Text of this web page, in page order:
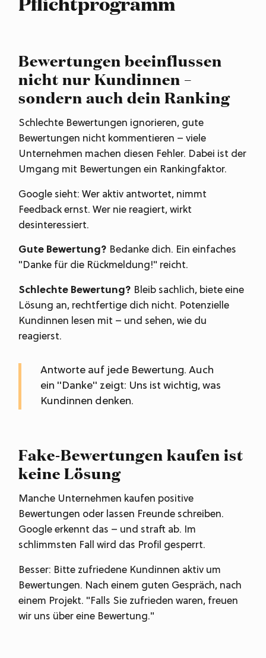
Bewertungen beeinflussen
nicht nur Kundinnen –
sondern auch dein Ranking
Schlechte Bewertungen ignorieren, gute
Bewertungen nicht kommentieren – viele
Unternehmen machen diesen Fehler. Dabei ist der
Umgang mit Bewertungen ein Rankingfaktor.
Google sieht: Wer aktiv antwortet, nimmt
Feedback ernst. Wer nie reagiert, wirkt
desinteressiert.
Gute Bewertung? Bedanke dich. Ein einfaches
"Danke für die Rückmeldung!" reicht.
Schlechte Bewertung? Bleib sachlich, biete eine
Lösung an, rechtfertige dich nicht. Potenzielle
Kundinnen lesen mit – und sehen, wie du
reagierst.
Antworte auf jede Bewertung. Auch
ein "Danke" zeigt: Uns ist wichtig, was
Kundinnen denken.
Fake-Bewertungen kaufen ist
keine Lösung
Manche Unternehmen kaufen positive
Bewertungen oder lassen Freunde schreiben.
Google erkennt das – und straft ab. Im
schlimmsten Fall wird das Profil gesperrt.
Besser: Bitte zufriedene Kundinnen aktiv um
Bewertungen. Nach einem guten Gespräch, nach
einem Projekt. "Falls Sie zufrieden waren, freuen
wir uns über eine Bewertung."